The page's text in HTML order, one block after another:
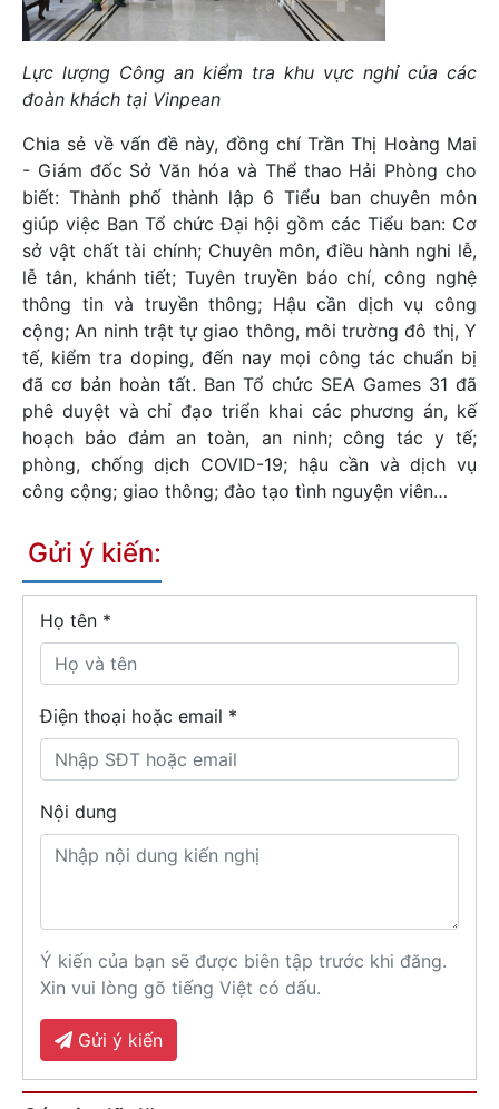
Lực lượng Công an kiểm tra khu vực nghỉ của các
đoàn khách tại Vinpean
Chia sẻ về vấn đề này, đồng chí Trần Thị Hoàng Mai
- Giám đốc Sở Văn hóa và Thể thao Hải Phòng cho
biết: Thành phố thành lập 6 Tiểu ban chuyên môn
giúp việc Ban Tổ chức Đại hội gồm các Tiểu ban: Cơ
sở vật chất tài chính; Chuyên môn, điều hành nghi lễ,
lễ tân, khánh tiết; Tuyên truyền báo chí, công nghệ
thông tin và truyền thông; Hậu cần dịch vụ công
cộng; An ninh trật tự giao thông, môi trường đô thị, Y
tế, kiểm tra doping, đến nay mọi công tác chuẩn bị
đã cơ bản hoàn tất. Ban Tổ chức SEA Games 31 đã
phê duyệt và chỉ đạo triển khai các phương án, kế
hoạch bảo đảm an toàn, an ninh; công tác y tế;
phòng, chống dịch COVID-19; hậu cần và dịch vụ
công cộng; giao thông; đào tạo tình nguyện viên…
Gửi ý kiến:
Họ tên *
Điện thoại hoặc email *
Nội dung
Ý kiến của bạn sẽ được biên tập trước khi đăng.
Xin vui lòng gõ tiếng Việt có dấu.
Gửi ý kiến